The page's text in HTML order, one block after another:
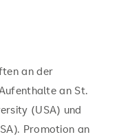
an der
an St.
(USA) und
Promotion an